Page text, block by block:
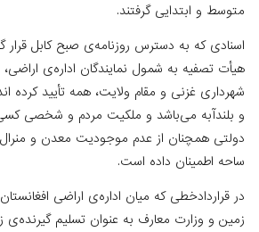
متوسط و ابتدایی گرفتند.
اسنادی که به دسترس روزنامه‌ی صبح کابل قرار
هیأت تصفیه به ‌شمول نمایندگان اداره‌ی اراضی،
شهرداری غزنی و مقام ولایت، همه تأیید کرده
و بلندآبه می‌باشد و ملکیت مردم و شخصی
دولتی همچنان از عدم موجودیت معدن و
ساحه اطمینان داده است.
در قراردادخطی که میان اداره‌ی اراضی